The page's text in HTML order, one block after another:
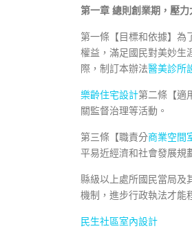
第一章 總則創業期，壓力
第一條【目標和依據】為
權益，滿足國民對美妙生
際，制訂本辦法醫美診所
樂齡住宅設計第二條【適
關監督治理等活動。
第三條【職責分商業空間
平易近經濟和社會發展規
縣級以上處所國民當局及
機制，進步行政執法才能
民生社區室內設計